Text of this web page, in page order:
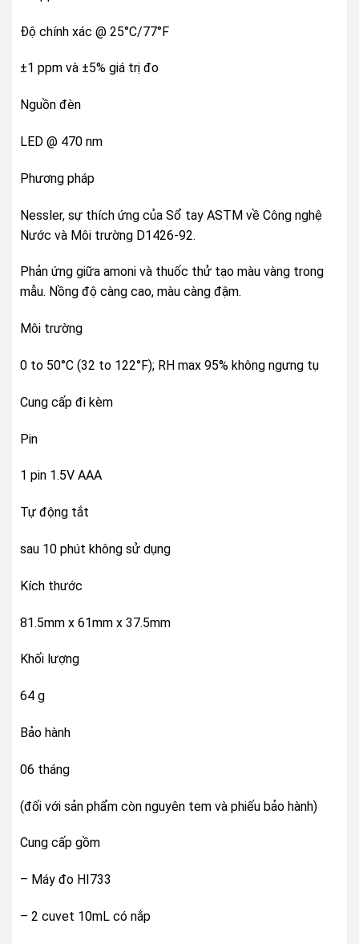
Độ chính xác @ 25°C/77°F
±1 ppm và ±5% giá trị đo
Nguồn đèn
LED @ 470 nm
Phương pháp
Nessler, sự thích ứng của Sổ tay ASTM về Công nghệ
Nước và Môi trường D1426-92.
Phản ứng giữa amoni và thuốc thử tạo màu vàng trong
mẫu. Nồng độ càng cao, màu càng đậm.
Môi trường
0 to 50°C (32 to 122°F); RH max 95% không ngưng tụ
Cung cấp đi kèm
Pin
1 pin 1.5V AAA
Tự động tắt
sau 10 phút không sử dụng
Kích thước
81.5mm x 61mm x 37.5mm
Khối lượng
64 g
Bảo hành
06 tháng
(đối với sản phẩm còn nguyên tem và phiếu bảo hành)
Cung cấp gồm
– Máy đo HI733
– 2 cuvet 10mL có nắp